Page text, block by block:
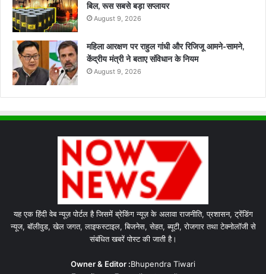
बिल, रूस सबसे बड़ा सप्लायर
August 9, 2026
महिला आरक्षण पर राहुल गांधी और रिजिजू आमने-सामने,
केंद्रीय मंत्री ने बताए संविधान के नियम
August 9, 2026
यह एक हिंदी वेब न्यूज़ पोर्टल है जिसमें ब्रेकिंग न्यूज़ के अलावा राजनीति, प्रशासन, ट्रेंडिंग
न्यूज, बॉलीवुड, खेल जगत, लाइफस्टाइल, बिजनेस, सेहत, ब्यूटी, रोजगार तथा टेक्नोलॉजी से
संबंधित खबरें पोस्ट की जाती है।
Owner & Editor :Bhupendra Tiwari